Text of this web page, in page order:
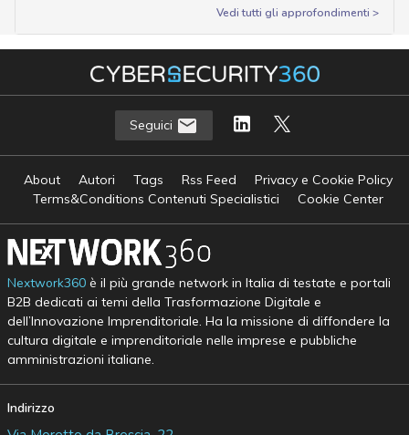
Vedi tutti gli approfondimenti >
Seguici
About Autori Tags Rss Feed
Privacy e Cookie Policy
Terms&Conditions Contenuti Specialistici
Cookie Center
Nextwork360è il più grande network in Italia di testate e portali
B2B dedicati ai temi della Trasformazione Digitale e
dell’Innovazione Imprenditoriale. Ha la missione di diffondere la
cultura digitale e imprenditoriale nelle imprese e pubbliche
amministrazioni italiane.
Indirizzo